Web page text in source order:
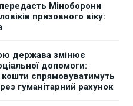
Міноборони
призовного віку:
держава змінює
допомоги:
кошти спрямовуватимуть
гуманітарний рахунок